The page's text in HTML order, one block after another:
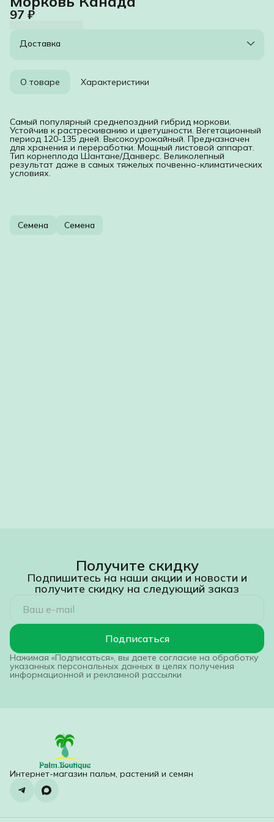
97 ₽
Доставка
О товаре Характеристики
Самый популярный среднепоздний гибрид моркови.
Устойчив к растрескиванию и цветушности. Вегетационный
период 120-135 дней. Высокоурожайный. Предназначен
для хранения и переработки. Мощный листовой аппарат.
Тип корнеплода Шантане/Данверс. Великолепный
результат даже в самых тяжелых почвенно-климатических
условиях.
Семена Семена
Получите скидку
Подпишитесь на наши акции и новости и
получите скидку на следующий заказ
Подписаться
Нажимая «Подписаться», вы даете согласие на обработку
указанных персональных данных в целях получения
информационной и рекламной рассылки
Интернет-магазин пальм, растений и семян